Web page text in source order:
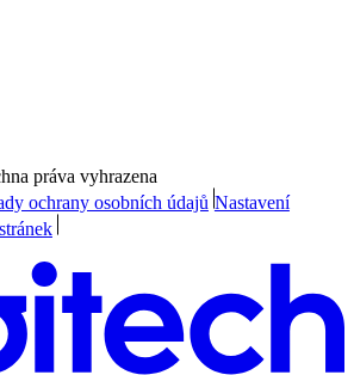
práva vyhrazena
ochrany osobních údajů Nastavení